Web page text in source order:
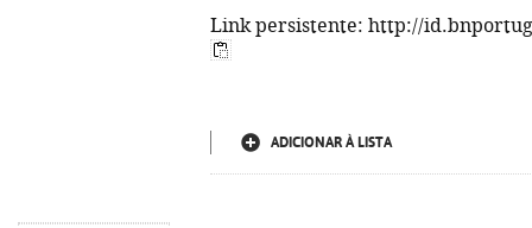
Link persistente: http://
ADICIONAR À LISTA